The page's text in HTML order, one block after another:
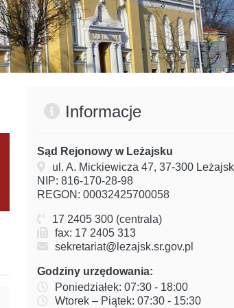
Informacje
Sąd Rejonowy w Leżajsku
ul. A. Mickiewicza 47, 37-300 Leżajsk
NIP: 816-170-28-98
REGON: 00032425700058
17 2405 300 (centrala)
fax: 17 2405 313
sekretariat@lezajsk.sr.gov.pl
Godziny urzędowania:
Poniedziałek: 07:30 - 18:00
Wtorek – Piątek: 07:30 - 15:30